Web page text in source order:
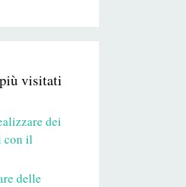
visitati
dei
con il
delle